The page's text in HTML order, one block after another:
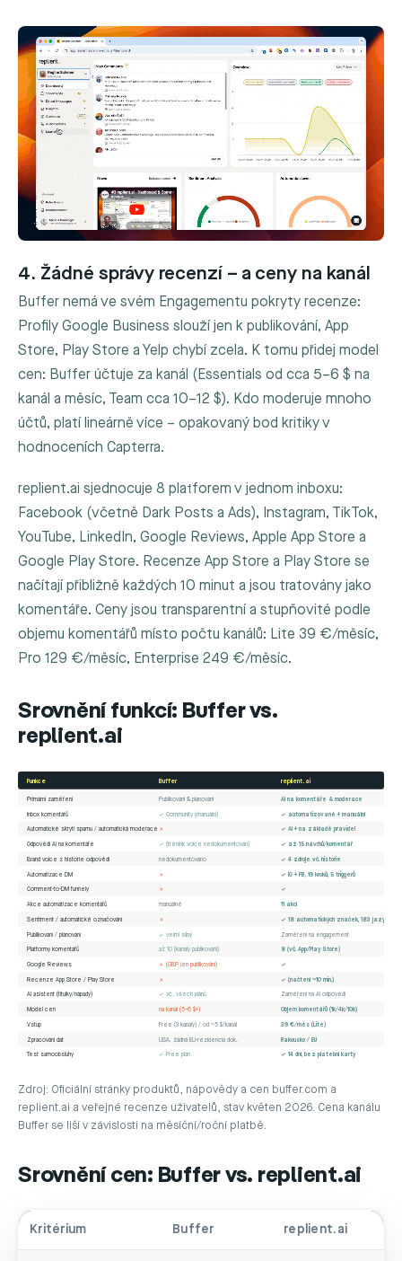
4. Žádné správy recenzí – a ceny na kanál
Buffer nemá ve svém Engagementu pokryty recenze:
Profily Google Business slouží jen k publikování, App
Store, Play Store a Yelp chybí zcela. K tomu přidej model
cen: Buffer účtuje za kanál (Essentials od cca 5–6 $ na
kanál a měsíc, Team cca 10–12 $). Kdo moderuje mnoho
účtů, platí lineárně více – opakovaný bod kritiky v
hodnoceních Capterra.
replient.ai sjednocuje 8 platforem v jednom inboxu:
Facebook (včetně Dark Posts a Ads), Instagram, TikTok,
YouTube, LinkedIn, Google Reviews, Apple App Store a
Google Play Store. Recenze App Store a Play Store se
načítají přibližně každých 10 minut a jsou tratovány jako
komentáře. Ceny jsou transparentní a stupňovité podle
objemu komentářů místo počtu kanálů: Lite 39 €/měsíc,
Pro 129 €/měsíc, Enterprise 249 €/měsíc.
Srovnění funkcí: Buffer vs.
replient.ai
Funkce Buffer replient.ai
Primární zaměření Publikování & plánování AI na komentáře & moderace
Inbox komentářů ✓ Community (manuální) ✓ automatizované + manuální
Automatické skrytí spamu / automatická moderace ✗ ✓ AI + na základě pravidel
Odpovědi AI na komentáře ✓ (trénink voice nedokumentován) ✓ až 15 návrhů/komentář
Brand voice z historie odpovědí nedokumentováno ✓ 4 zdroje vč. historie
Automatizace DM ✗ ✓ IG + FB, 19 kroků, 5 triggerů
Comment-to-DM funnely ✗ ✓
Akce automatizace komentářů manuálně 11 akcí
Sentiment / automatické označování ✗ ✓ 18 automatických značek, 183 jazyků
Publikování / plánování ✓ velmi silný Zaměření na engagement
Platformy komentářů až 10 (kanály publikování) 8 (vč. App/Play Store)
Google Reviews ✗ (GBP jen publikování) ✓
Recenze App Store / Play Store ✗ ✓ (načtení ~10 min.)
AI asistent (titulky/nápady) ✓ vč. všech plánů Zaměření na AI odpovědi
Model cen na kanál (5–6 $+) Objem komentářů (1k/4k/10k)
Vstup Free (3 kanály) / od ~5 $/kanál 39 €/měs (Lite)
Zpracování dat USA, žádná EU-rezidencia dok. Rakousko / EU
Test samoobsluhy ✓ Free plán ✓ 14 dní, bez platební karty
Zdroj: Oficiální stránky produktů, nápovědy a cen buffer.com a
replient.ai a veřejné recenze uživatelů, stav květen 2026. Cena kanálu
Buffer se liší v závislosti na měsíční/roční platbě.
Srovnění cen: Buffer vs. replient.ai
Kritérium Buffer replient.ai